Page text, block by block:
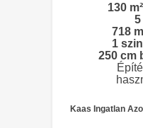
130
718
1
250 cm
Kaas Ingatlan